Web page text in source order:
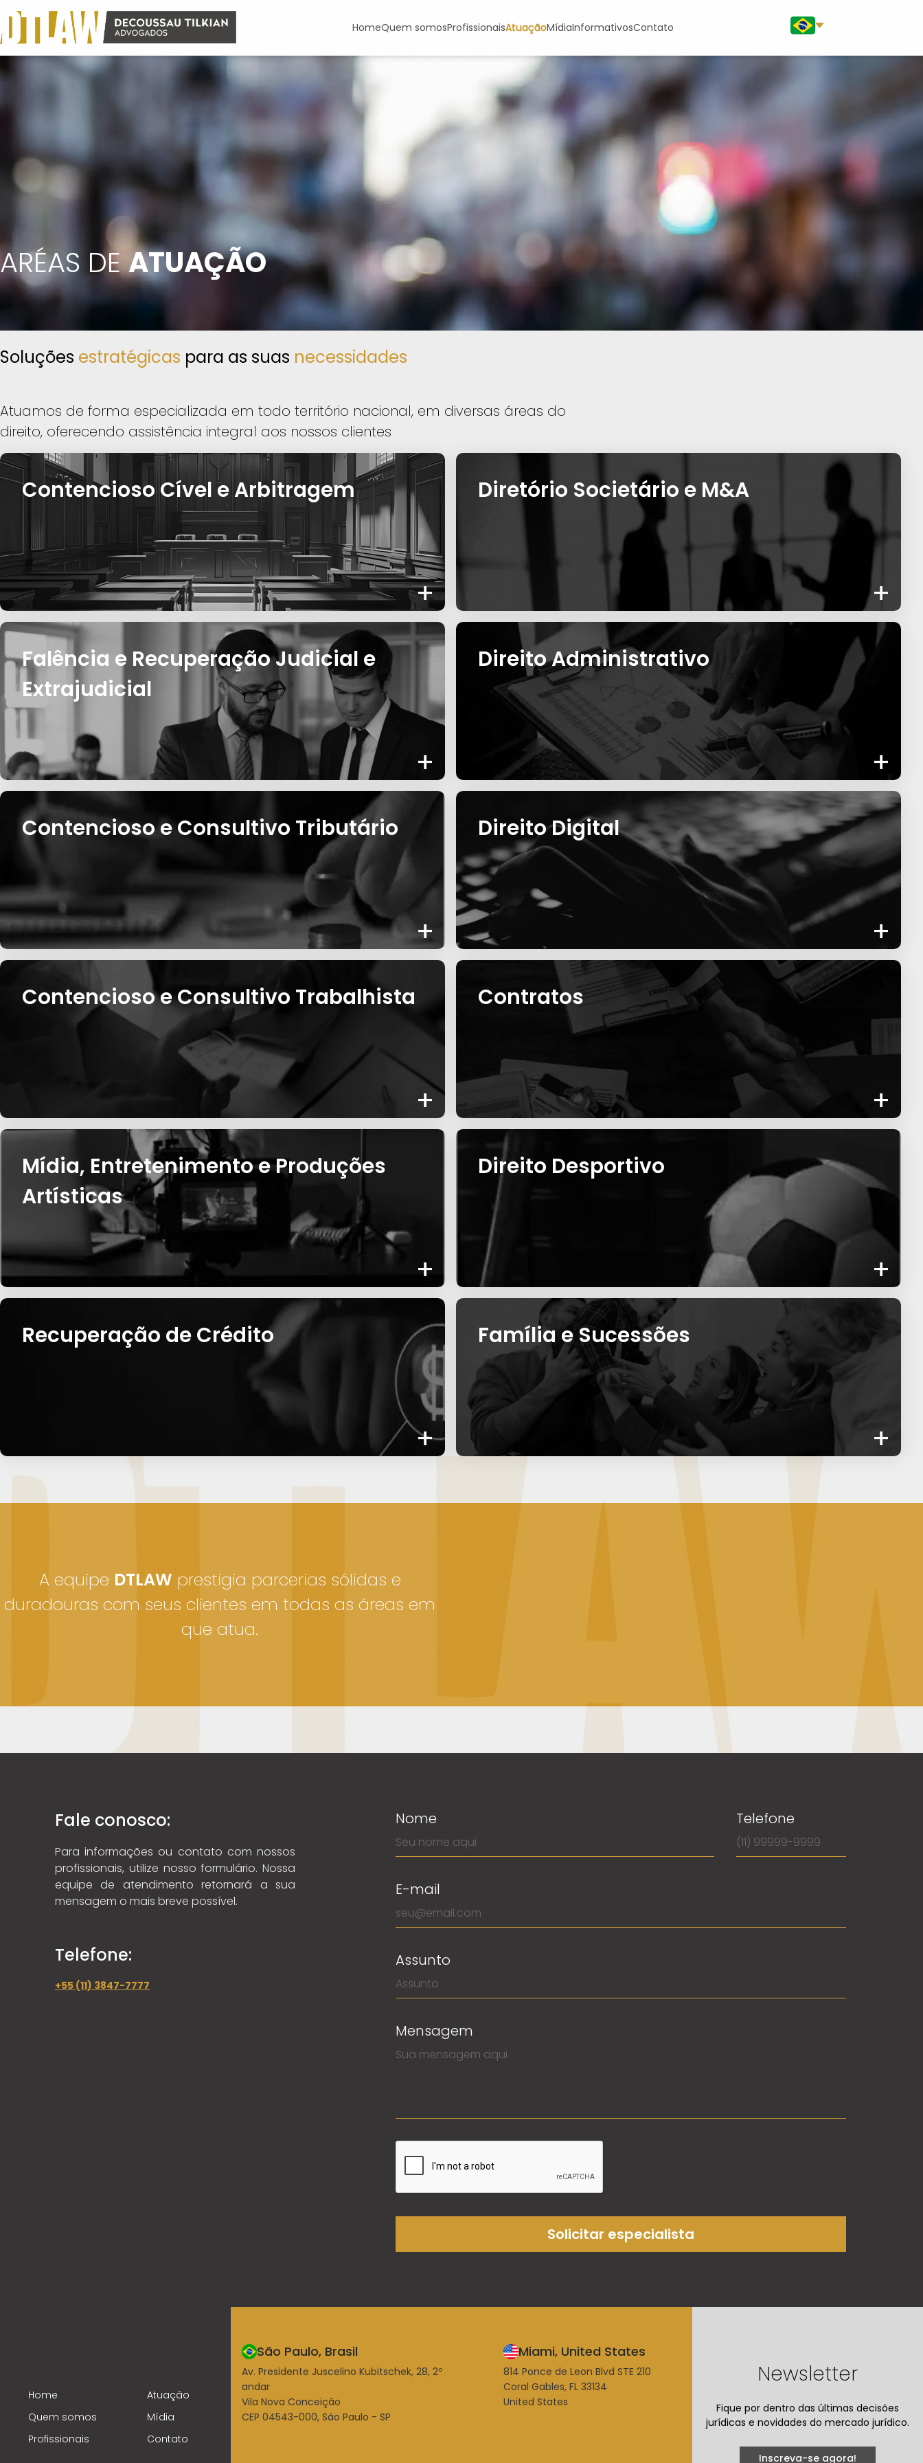
HomeQuem somosProfissionaisAtuaçãoMídiaInformativosContato
ARÉAS DEATUAÇÃO
Soluções estratégicas para as suas necessidades
Atuamos de forma especializada em todo território nacional, em diversas áreas do
direito, oferecendo assistência integral aos nossos clientes
Contencioso Cível e Arbitragem
+
Diretório Societário e M&A
+
Falência e Recuperação Judicial e
Extrajudicial
+
Direito Administrativo
+
Contencioso e Consultivo Tributário
+
Direito Digital
+
Contencioso e Consultivo Trabalhista
+
Contratos
+
Mídia, Entretenimento e Produções
Artísticas
+
Direito Desportivo
+
Recuperação de Crédito
+
Família e Sucessões
+
A equipe DTLAW prestigia parcerias sólidas e
duradouras com seus clientes em todas as áreas em
que atua.
Fale conosco:
Para informações ou contato com nossos
profissionais, utilize nosso formulário. Nossa
equipe de atendimento retornará a sua
mensagem o mais breve possível.
Telefone:
+55 (11) 3847-7777
Nome Telefone
E-mail
Assunto
Mensagem
Solicitar especialista
Home
Quem somos
Profissionais
Atuação
Mídia
Contato
São Paulo, Brasil
Av. Presidente Juscelino Kubitschek, 28, 2º
andar
Vila Nova Conceição
CEP 04543-000, São Paulo - SP
Miami, United States
814 Ponce de Leon Blvd STE 210
Coral Gables, FL 33134
United States
Newsletter
Fique por dentro das últimas decisões
jurídicas e novidades do mercado jurídico.
Inscreva-se agora!